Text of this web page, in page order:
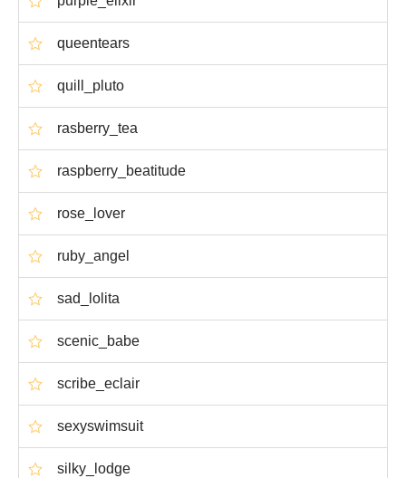
queentears
quill_pluto
rasberry_tea
raspberry_beatitude
rose_lover
ruby_angel
sad_lolita
scenic_babe
scribe_eclair
sexyswimsuit
silky_lodge